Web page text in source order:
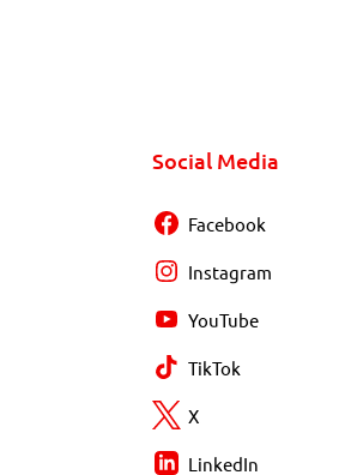
Social Media
Facebook
Instagram
YouTube
TikTok
X
LinkedIn